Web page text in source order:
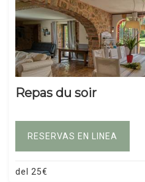
Repas du soir
RESERVAS EN LINEA
del 25€